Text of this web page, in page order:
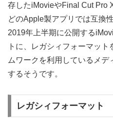
存したiMovieやFinal Cut Pro
どのApple製アプリでは互換
2019年上半期に公開する
トに、レガシィフォーマッ
ムワークを利用しているメ
するそうです。
レガシィフォーマット